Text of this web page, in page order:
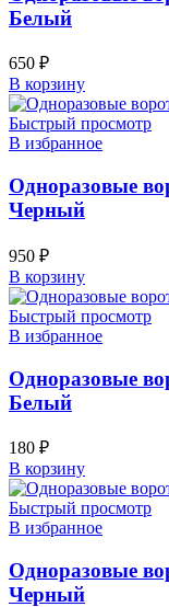
Белый
650 ₽
В корзину
Быстрый просмотр
В избранное
Одноразовые
Черный
950 ₽
В корзину
Быстрый просмотр
В избранное
Одноразовые
Белый
180 ₽
В корзину
Быстрый просмотр
В избранное
Одноразовые
Черный